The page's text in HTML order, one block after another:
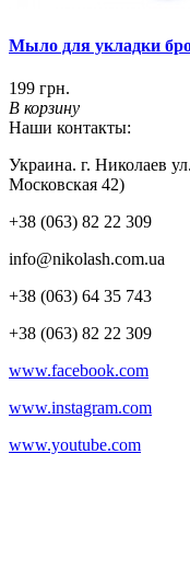
Мыло для укладки
199 грн.
В корзину
Наши контакты:
Украина. г. Николаев
Московская 42)
+38 (063) 82 22 309
info@nikolash.com.ua
+38 (063) 64 35 743
+38 (063) 82 22 309
www.facebook.com
www.instagram.com
www.youtube.com